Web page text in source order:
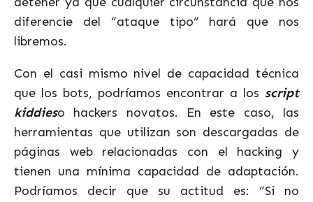
diferencie del “ataque tipo” hará que nos
libremos.
Con el casi mismo nivel de capacidad técnica
que los bots, podríamos encontrar a los script
kiddieso hackers novatos. En este caso, las
herramientas que utilizan son descargadas de
páginas web relacionadas con el hacking y
tienen una mínima capacidad de adaptación.
Podríamos decir que su actitud es: “Si no